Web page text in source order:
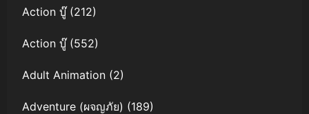
Action บู๊(212)
Action บู๊(552)
Adult Animation (2)
Adventure (ผจญภัย) (189)